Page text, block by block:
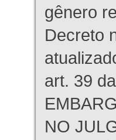
gênero
Decreto
art. 39
NO